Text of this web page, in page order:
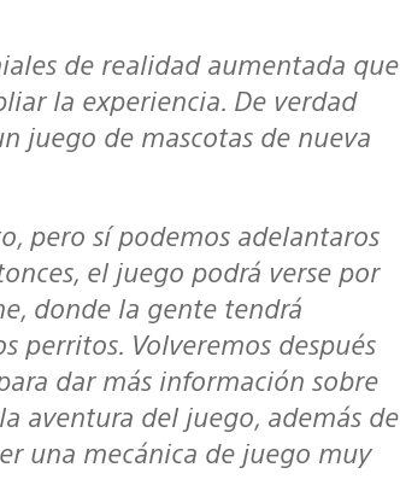
la experiencia. De verdad
juego de mascotas de nueva
el juego podrá verse por
donde la gente tendrá
perritos. Volveremos después
dar más información sobre
aventura del juego, además de
una mecánica de juego muy